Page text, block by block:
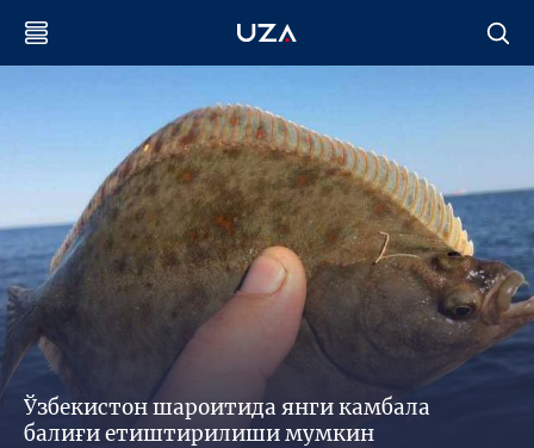
Ўзбекистон шароитида янги камбала
балиғи етиштирилиши мумкин